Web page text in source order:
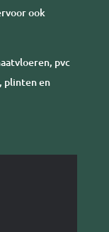
ook
pvc
plinten en